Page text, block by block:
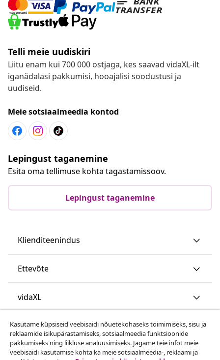
Telli meie uudiskiri
Liitu enam kui 700 000 ostjaga, kes saavad vidaXL-ilt
iganädalasi pakkumisi, hooajalisi soodustusi ja
uudiseid.
Meie sotsiaalmeedia kontod
Lepingust taganemine
Esita oma tellimuse kohta tagastamissoov.
Lepingust taganemine
Klienditeenindus
Ettevõte
vidaXL
Vaata rohkem
Kasutame küpsiseid veebisaidi nõuetekohaseks toimimiseks, sisu ja
reklaamide isikupärastamiseks, sotsiaalmeedia funktsioonide
pakkumiseks ning liikluse analüüsimiseks. Jagame teie infot meie
veebisaidi kasutamise kohta ka meie sotsiaalmeedia-, reklaami ja